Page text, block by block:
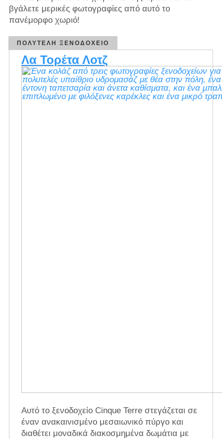
βγάλετε μερικές φωτογραφίες από αυτό το
πανέμορφο χωριό!
ΠΟΛΥΤΕΛΉ ΞΕΝΟΔΟΧΕΊΟ
Λα Τορέτα Λοτζ
Αυτό το ξενοδοχείο Cinque Terre στεγάζεται σε
έναν ανακαινισμένο μεσαιωνικό πύργο και
διαθέτει μοναδικά διακοσμημένα δωμάτια με